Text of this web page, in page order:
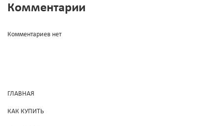
Комментарии
Комментариев нет
ГЛАВНАЯ
КАК КУПИТЬ